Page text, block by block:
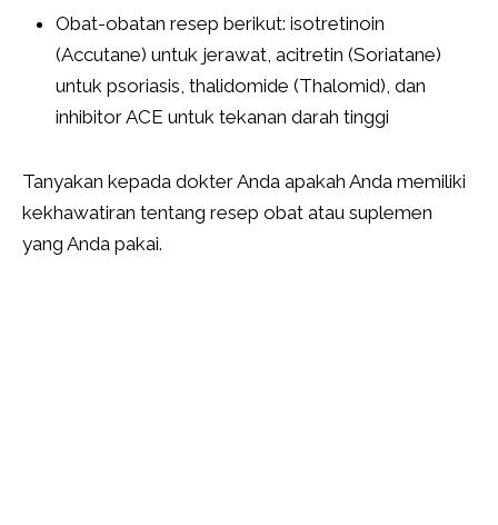
Obat-obatan resep berikut: isotretinoin
(Accutane) untuk jerawat, acitretin (Soriatane)
untuk psoriasis, thalidomide (Thalomid), dan
inhibitor ACE untuk tekanan darah tinggi
Tanyakan kepada dokter Anda apakah Anda memiliki
kekhawatiran tentang resep obat atau suplemen
yang Anda pakai.